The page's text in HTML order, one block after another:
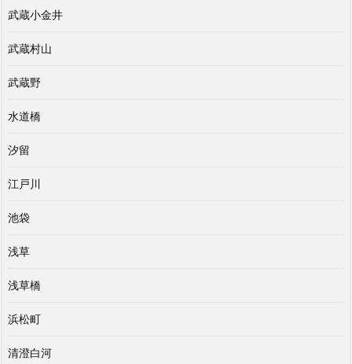
武蔵小金井
武蔵村山
武蔵野
水道橋
汐留
江戸川
池袋
浅草
浅草橋
浜松町
清澄白河